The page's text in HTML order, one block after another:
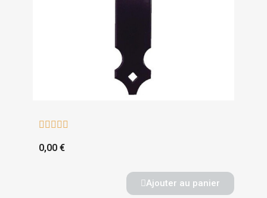
    
0,00 €
Ajouter au panier